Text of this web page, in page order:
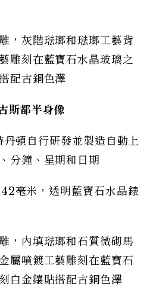
，灰階琺瑯和琺瑯工藝背
雕刻在藍寶石水晶玻璃之
配古銅色澤
都半身像
頓自行研發並製造自動上
分鐘、星期和日期
毫米，透明藍寶石水晶錶
，內填琺瑯和石質微砌馬
屬噴鍍工藝雕刻在藍寶石
白金鑲貼搭配古銅色澤